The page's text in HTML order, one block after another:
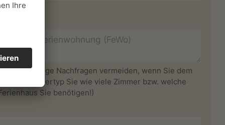
unnötige Nachfragen vermeiden, wenn Sie dem
Zimmertyp Sie wie viele Zimmer bzw. welche
Sie benötigen!)